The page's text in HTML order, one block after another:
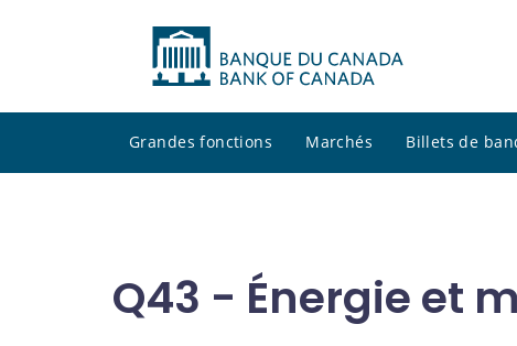
Grandes fonctions Marchés Billets de
Q43 - Énergie et